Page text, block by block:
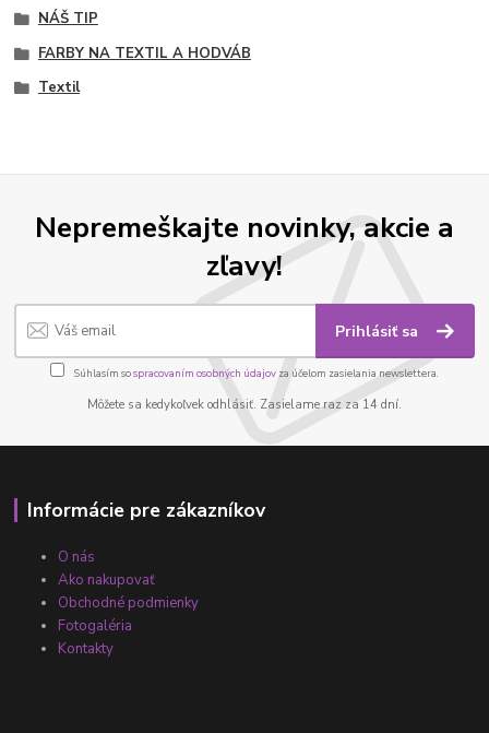
NÁŠ TIP
FARBY NA TEXTIL A HODVÁB
Textil
Nepremeškajte novinky, akcie a
zľavy!
Prihlásiť sa
Súhlasím sospracovaním osobných údajov za účelom zasielania newslettera.
Môžete sa kedykoľvek odhlásiť. Zasielame raz za 14 dní.
Informácie pre zákazníkov
O nás
Ako nakupovať
Obchodné podmienky
Fotogaléria
Kontakty